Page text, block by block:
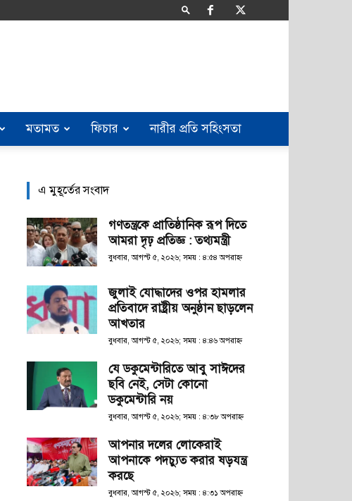
মতামত ফিচার নারীর প্রতি সহিংসতা
এ মুহূর্তের সংবাদ
গণতন্ত্রকে প্রাতিষ্ঠানিক রূপ দিতে
আমরা দৃঢ় প্রতিজ্ঞ : তথ্যমন্ত্রী
বুধবার, আগস্ট ৫, ২০২৬; সময় : ৪:৫৪ অপরাহ্ণ
জুলাই যোদ্ধাদের ওপর হামলার
প্রতিবাদে রাষ্ট্রীয় অনুষ্ঠান ছাড়লেন
আখতার
বুধবার, আগস্ট ৫, ২০২৬; সময় : ৪:৪৬ অপরাহ্ণ
যে ডকুমেন্টারিতে আবু সাঈদের
ছবি নেই, সেটা কোনো
ডকুমেন্টারি নয়
বুধবার, আগস্ট ৫, ২০২৬; সময় : ৪:৩৮ অপরাহ্ণ
আপনার দলের লোকেরাই
আপনাকে পদচ্যুত করার ষড়যন্ত্র
করছে
বুধবার, আগস্ট ৫, ২০২৬; সময় : ৪:৩১ অপরাহ্ণ